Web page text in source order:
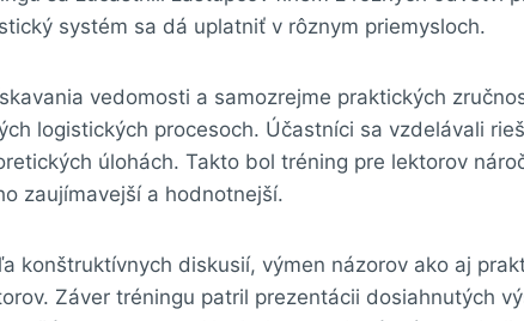
systém sa dá uplatniť v rôznym priemysloch.
vedomosti a samozrejme praktických
logistických procesoch. Účastníci sa vzdelávali
úlohách. Takto bol tréning pre lektorov
zaujímavejší a hodnotnejší.
konštruktívnych diskusií, výmen názorov ako aj
Záver tréningu patril prezentácii dosiahnutých